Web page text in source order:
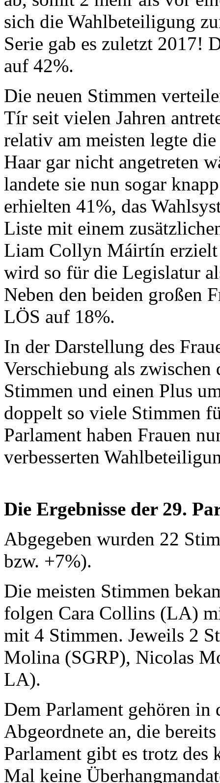
sich die Wahlbeteiligung
Serie gab es zuletzt 2017!
auf 42%.
Die neuen Stimmen
Tír seit vielen Jahren
relativ am meisten legte
Haar gar nicht angetreten
landete sie nun sogar
erhielten 41%, das
Liste mit einem
Liam Collyn Máirtín erzielt
wird so für die Legislatur
Neben den beiden großen
LÖS auf 18%.
In der Darstellung des
Verschiebung als
Stimmen und einen Plus
doppelt so viele Stimmen
Parlament haben Frauen
verbesserten
Die Ergebnisse der 29.
Abgegeben wurden 22
bzw. +7%).
Die meisten Stimmen
folgen Cara Collins (LA)
mit 4 Stimmen. Jeweils 2
Molina (SGRP), Nicolas
LA).
Dem Parlament gehören
Abgeordnete an, die
Parlament gibt es trotz des
Mal keine